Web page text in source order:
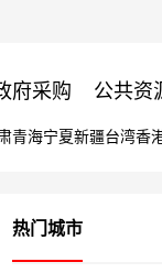
府采购 公共资
青海宁夏新疆台湾香
热门城市